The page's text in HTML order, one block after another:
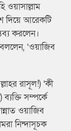
ওয়াসাল্লাম
দিয়ে আরেকটি
করলেন।
বললেন, ‘ওয়াজিব
রাসূল!) ‘কী
সম্পর্কে
ওয়াজিব
নিন্দাসূচক